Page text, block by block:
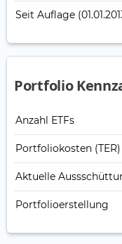
Seit Auflage
Portfolio
Anzahl ETFs
Portfoliokosten (TER)
Aktuelle
Portfolioerstellung